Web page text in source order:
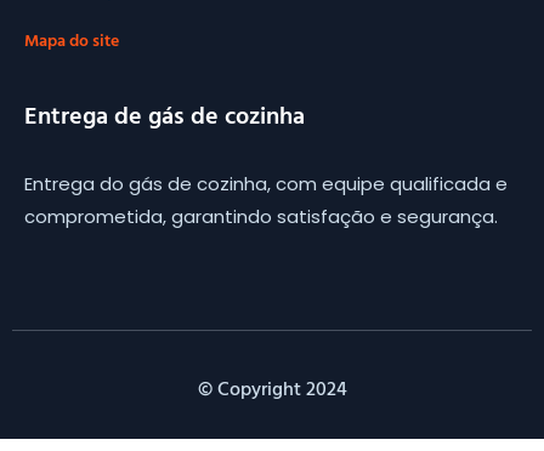
Mapa do site
Entrega de gás de cozinha
Entrega do gás de cozinha, com equipe qualificada e
comprometida, garantindo satisfação e segurança.
© Copyright 2024